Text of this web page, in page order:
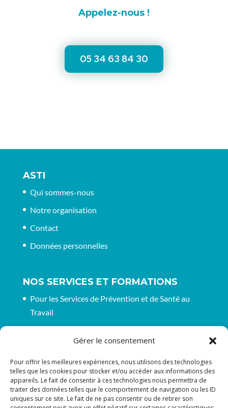
Gérer le consentement
Pour offrir les meilleures expériences, nous utilisons des technologies
telles que les cookies pour stocker et/ou accéder aux informations des
appareils. Le fait de consentir à ces technologies nous permettra de
traiter des données telles que le comportement de navigation ou les ID
uniques sur ce site. Le fait de ne pas consentir ou de retirer son
Appelez-nous !
05 34 63 84 30
ASTI
Qui sommes-nous
Notre organisation
Contact
Données personnelles
NOS SERVICES ET FORMATIONS
Pour les Services de Prévention et de Santé au
Travail
RESTONS EN CONTACT
Suivez-nous sur les réseaux